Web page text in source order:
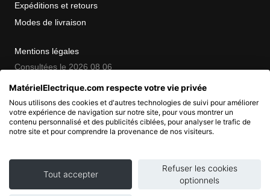
Expéditions et retours
Modes de livraison
Mentions légales
Consultées le 2026 08 06
COPYRIGHT
© 2007 - 2026 Nimbanet
MatérielElectrique.com respecte votre vie privée
Nous utilisons des cookies et d'autres technologies de suivi pour améliorer
votre expérience de navigation sur notre site, pour vous montrer un
contenu personnalisé et des publicités ciblées, pour analyser le trafic de
notre site et pour comprendre la provenance de nos visiteurs.
Tout accepter
Refuser les cookies
optionnels